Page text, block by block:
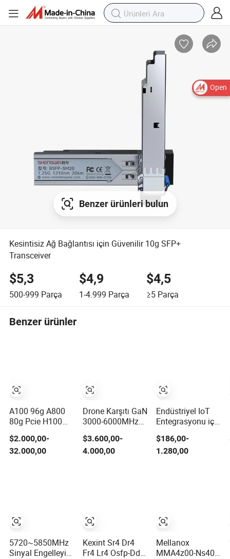
Open
Benzer ürünleri bulun
Kesintisiz Ağ Bağlantısı için Güvenilir 10g SFP+
Transceiver
$5,3
500-999 Parça
$4,9
1-4.999 Parça
$4,5
≥5Parça
Benzer ürünler
A100 96g A800
80g Pcie H100
94G Nvidia H200
Nvl 141GB
Hbm3e 900-
$2.000,00-
32.000,00
5720~5850MHz
Sinyal Engelleyici
Drone Karşıtı GaN
3000-6000MHz
50W RF Güç
Amplifikatörü
Modülü
$3.600,00-
4.000,00
Kexint Sr4 Dr4
Fr4 Lr4 Osfp-Dd
Endüstriyel IoT
Entegrasyonu için
Programlanabilir
Akıllı Geçit
$186,00-
1.280,00
Mellanox
MMA4z00-Ns400